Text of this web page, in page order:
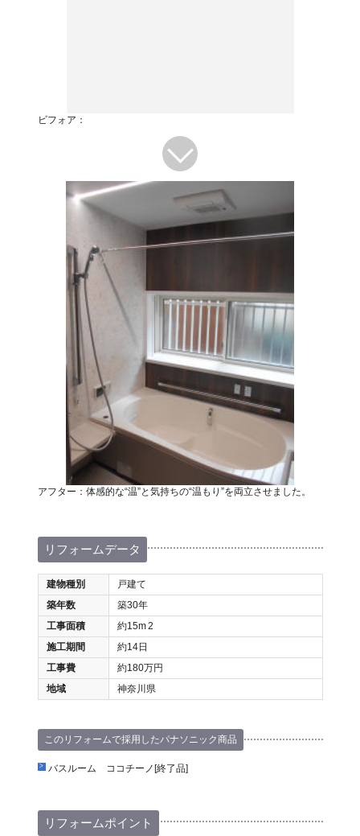
ビフォア：
アフター：体感的な“温”と気持ちの“温もり”を両立させました。
リフォームデータ
建物種別
戸建て
築年数
築30年
工事面積
約15m2
施工期間
約14日
工事費
約180万円
地域
神奈川県
このリフォームで採用したパナソニック商品
バスルーム ココチーノ[終了品]
リフォームポイント